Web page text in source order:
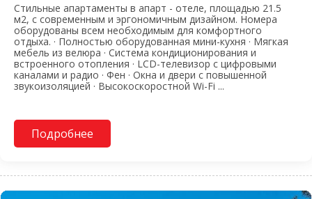
Стильные апартаменты в апарт - отеле, площадью 21.5
м2, с современным и эргономичным дизайном. Номера
оборудованы всем необходимым для комфортного
отдыха. · Полностью оборудованная мини-кухня · Мягкая
мебель из велюра · Система кондиционирования и
встроенного отопления · LCD-телевизор с цифровыми
каналами и радио · Фен · Окна и двери с повышенной
звукоизоляцией · Высокоскоростной Wi-Fi ...
Подробнее